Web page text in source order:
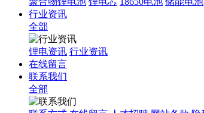
行业资讯
全部
锂电资讯 行业资讯
在线留言
联系我们
全部